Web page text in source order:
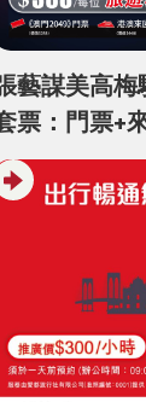
藝謀美高梅
票：門票+